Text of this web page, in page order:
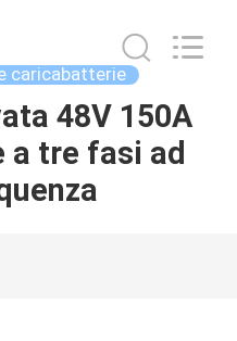
caricabatterie
48V 150A
a tre fasi ad